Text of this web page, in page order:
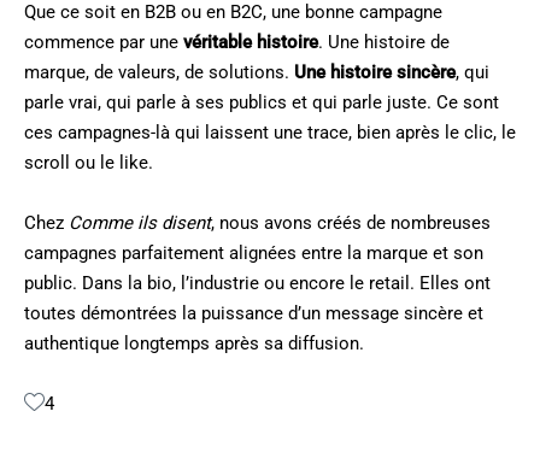
Que ce soit en B2B ou en B2C, une bonne campagne
commence par une véritable histoire. Une histoire de
marque, de valeurs, de solutions. Une histoire sincère, qui
parle vrai, qui parle à ses publics et qui parle juste. Ce sont
ces campagnes-là qui laissent une trace, bien après le clic, le
scroll ou le like.
Chez Comme ils disent, nous avons créés de nombreuses
campagnes parfaitement alignées entre la marque et son
public. Dans la bio, l’industrie ou encore le retail. Elles ont
toutes démontrées la puissance d’un message sincère et
authentique longtemps après sa diffusion.
4